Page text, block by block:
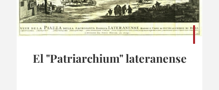
El "Patriarchium" lateranense